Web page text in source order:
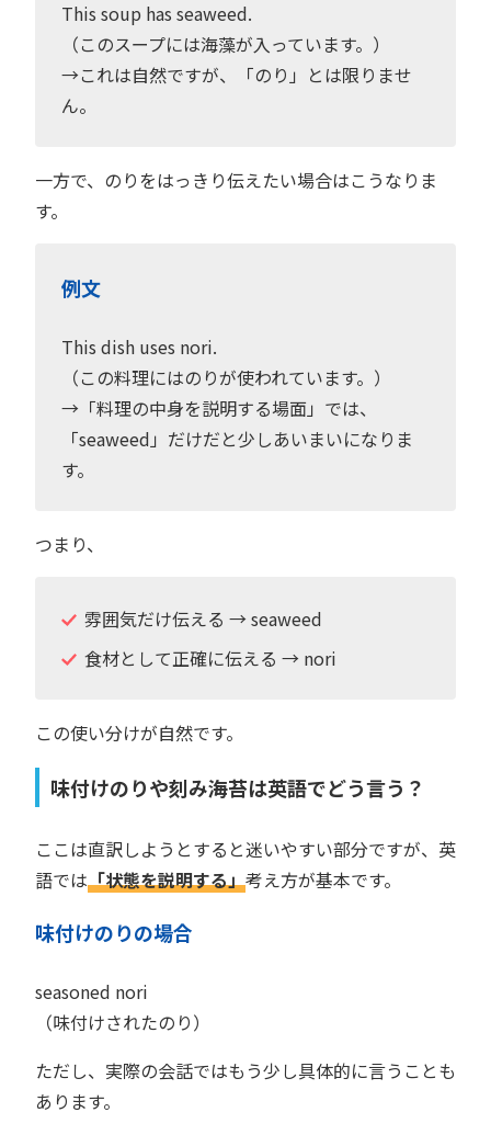
This soup has seaweed.
（このスープには海藻が入っています。）
→これは自然ですが、「のり」とは限りませ
ん。
一方で、のりをはっきり伝えたい場合はこうなりま
す。
例文
This dish uses nori.
（この料理にはのりが使われています。）
→「料理の中身を説明する場面」では、
「seaweed」だけだと少しあいまいになりま
す。
つまり、
雰囲気だけ伝える → seaweed
食材として正確に伝える → nori
この使い分けが自然です。
味付けのりや刻み海苔は英語でどう言う？
ここは直訳しようとすると迷いやすい部分ですが、英
語では「状態を説明する」考え方が基本です。
味付けのりの場合
seasoned nori
（味付けされたのり）
ただし、実際の会話ではもう少し具体的に言うことも
あります。